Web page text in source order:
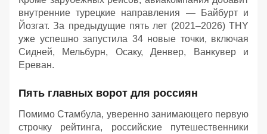
внутренние турецкие направления — Байбурт и
Йозгат. За предыдущие пять лет (2021–2026) THY
уже успешно запустила 34 новые точки, включая
Сидней, Мельбурн, Осаку, Денвер, Ванкувер и
Ереван.
Пять главных ворот для россиян
Помимо Стамбула, уверенно занимающего первую
строчку рейтинга, российские путешественники